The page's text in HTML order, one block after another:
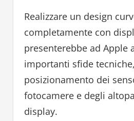
Realizzare un design
completamente con
presenterebbe ad Apple
importanti sfide
posizionamento dei
fotocamere e degli
display.